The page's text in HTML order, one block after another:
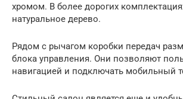
хромом. В более дорогих
натуральное дерево.
Рядом с рычагом коробки передач
блока управления. Они позволяют
навигацией и подключать мобильный